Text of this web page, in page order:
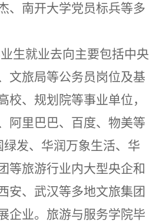
、南开大学党员标兵等多
生就业去向主要包括中央
文旅局等公务员岗位及基
校、规划院等事业单位，
阿里巴巴、百度、物美等
发、华润万象生活、华
等旅游行业内大型央企和
安、武汉等多地文旅集团
企业。旅游与服务学院毕